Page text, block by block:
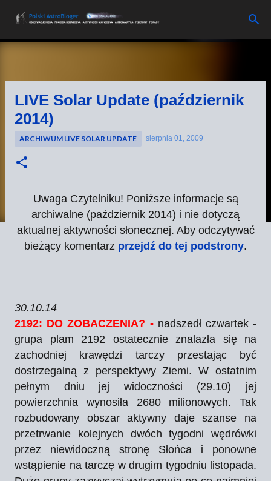
Przejdź do głównej zawartości
LIVE Solar Update (październik
2014)
ARCHIWUM LIVE SOLAR UPDATE sierpnia 01, 2009
Uwaga Czytelniku! Poniższe informacje są
archiwalne (październik 2014) i nie dotyczą
aktualnej aktywności słonecznej. Aby odczytywać
bieżący komentarz przejdź do tej podstrony.
30.10.14
2192: DO ZOBACZENIA? -nadszedł czwartek -
grupa plam 2192 ostatecznie znalazła się na
zachodniej krawędzi tarczy przestając być
dostrzegalną z perspektywy Ziemi. W ostatnim
pełnym dniu jej widoczności (29.10) jej
powierzchnia wynosiła 2680 milionowych. Tak
rozbudowany obszar aktywny daje szanse na
przetrwanie kolejnych dwóch tygodni wędrówki
przez niewidoczną stronę Słońca i ponowne
wstąpienie na tarczę w drugim tygodniu listopada.